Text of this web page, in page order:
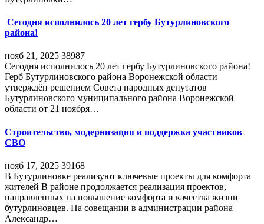
Сегодня исполнилось 20 лет гербу Бутурлиновского
района!
нояб 21, 2025 38987
Сегодня исполнилось 20 лет гербу Бутурлиновского района!
Герб Бутурлиновского района Воронежской области
утверждён решением Совета народных депутатов
Бутурлиновского муниципального района Воронежской
области от 21 ноября…
Строительство, модернизация и поддержка участников
СВО
нояб 17, 2025 39168
В Бутурлиновке реализуют ключевые проекты для комфорта
жителей В районе продолжается реализация проектов,
направленных на повышение комфорта и качества жизни
бутурлиновцев. На совещании в администрации района
Александр…